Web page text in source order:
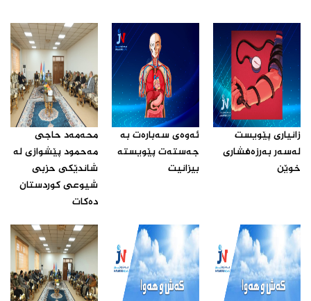
زانیارى پێویست
له‌سه‌ر به‌رزه‌فشارى
خوێن ‌
ئه‌وه‌ى سه‌باره‌ت به‌
جه‌سته‌ت پێویسته‌
بیزانیت‌
محه‌مه‌د حاجى
مه‌حمود پێشوازى له‌
شاندێکى حزبى
شیوعى کوردستان
ده‌کات‌